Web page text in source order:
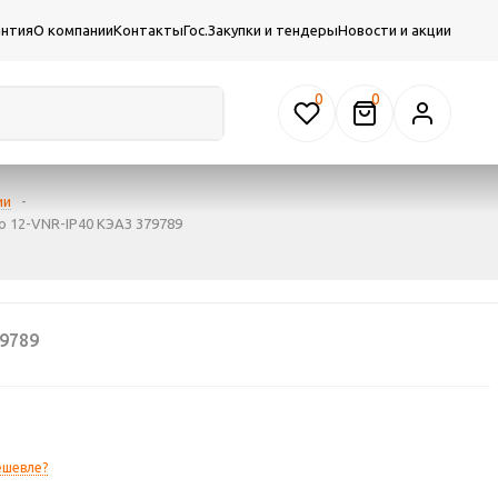
О компанииКонтактыГос.Закупки и тендерыНовости и акции
0
-
12-VNR-IP40 КЭАЗ 379789